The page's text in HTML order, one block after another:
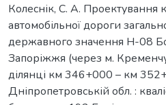
Колеснік, С. А. Проектування
автомобільної дороги
державного значення Н-08
Запоріжжя (через м.
ділянці км 346+000 – км
Дніпропетровській обл. :